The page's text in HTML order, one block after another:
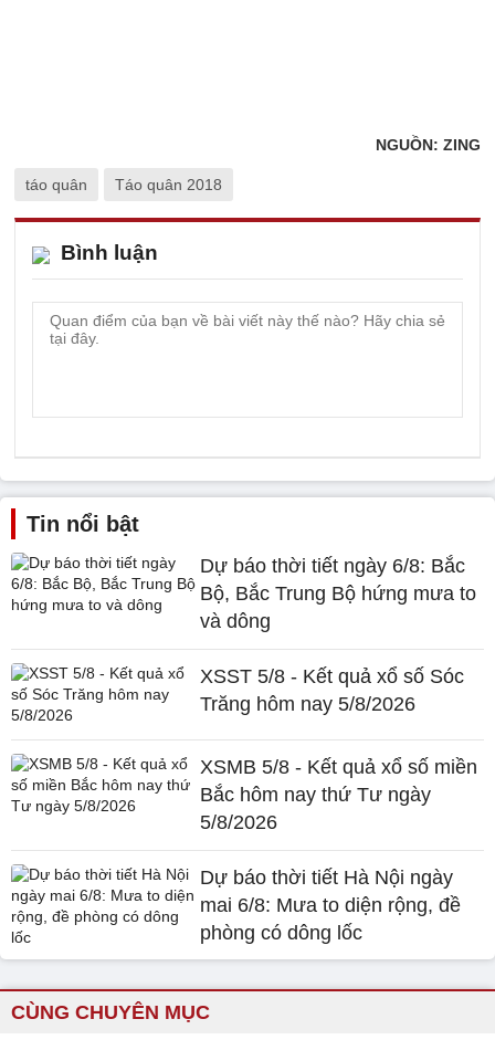
NGUỒN: ZING
táo quân Táo quân 2018
Bình luận
Tin nổi bật
Dự báo thời tiết ngày 6/8: Bắc
Bộ, Bắc Trung Bộ hứng mưa to
và dông
XSST 5/8 - Kết quả xổ số Sóc
Trăng hôm nay 5/8/2026
XSMB 5/8 - Kết quả xổ số miền
Bắc hôm nay thứ Tư ngày
5/8/2026
Dự báo thời tiết Hà Nội ngày
mai 6/8: Mưa to diện rộng, đề
phòng có dông lốc
CÙNG CHUYÊN MỤC